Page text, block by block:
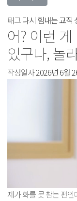
태그다시 힘내는 교직
어? 이런
있구나, 놀
작성일자2026년 6월
제가 화를 못 참는 편